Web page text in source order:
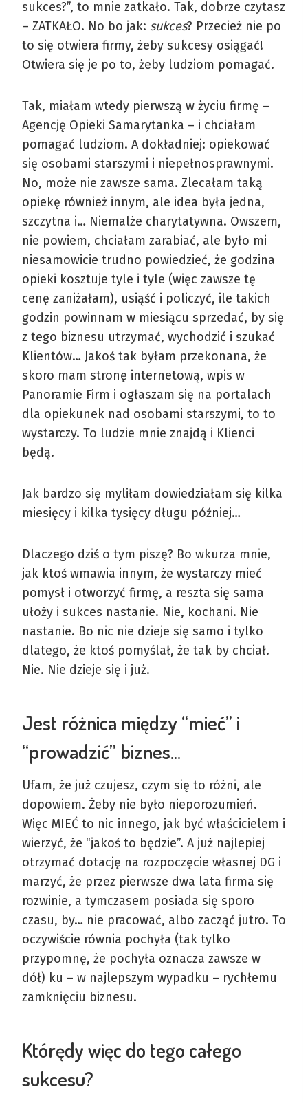
sukces?”, to mnie zatkało. Tak, dobrze czytasz
– ZATKAŁO. No bo jak: sukces? Przecież nie po
to się otwiera firmy, żeby sukcesy osiągać!
Otwiera się je po to, żeby ludziom pomagać.
Tak, miałam wtedy pierwszą w życiu firmę –
Agencję Opieki Samarytanka – i chciałam
pomagać ludziom. A dokładniej: opiekować
się osobami starszymi i niepełnosprawnymi.
No, może nie zawsze sama. Zlecałam taką
opiekę również innym, ale idea była jedna,
szczytna i… Niemalże charytatywna. Owszem,
nie powiem, chciałam zarabiać, ale było mi
niesamowicie trudno powiedzieć, że godzina
opieki kosztuje tyle i tyle (więc zawsze tę
cenę zaniżałam), usiąść i policzyć, ile takich
godzin powinnam w miesiącu sprzedać, by się
z tego biznesu utrzymać, wychodzić i szukać
Klientów… Jakoś tak byłam przekonana, że
skoro mam stronę internetową, wpis w
Panoramie Firm i ogłaszam się na portalach
dla opiekunek nad osobami starszymi, to to
wystarczy. To ludzie mnie znajdą i Klienci
będą.
Jak bardzo się myliłam dowiedziałam się kilka
miesięcy i kilka tysięcy długu później…
Dlaczego dziś o tym piszę? Bo wkurza mnie,
jak ktoś wmawia innym, że wystarczy mieć
pomysł i otworzyć firmę, a reszta się sama
ułoży i sukces nastanie. Nie, kochani. Nie
nastanie. Bo nic nie dzieje się samo i tylko
dlatego, że ktoś pomyślał, że tak by chciał.
Nie. Nie dzieje się i już.
Jest różnica między “mieć” i
“prowadzić” biznes…
Ufam, że już czujesz, czym się to różni, ale
dopowiem. Żeby nie było nieporozumień.
Więc MIEĆ to nic innego, jak być właścicielem i
wierzyć, że “jakoś to będzie”. A już najlepiej
otrzymać dotację na rozpoczęcie własnej DG i
marzyć, że przez pierwsze dwa lata firma się
rozwinie, a tymczasem posiada się sporo
czasu, by… nie pracować, albo zacząć jutro. To
oczywiście równia pochyła (tak tylko
przypomnę, że pochyła oznacza zawsze w
dół) ku – w najlepszym wypadku – rychłemu
zamknięciu biznesu.
Którędy więc do tego całego
sukcesu?